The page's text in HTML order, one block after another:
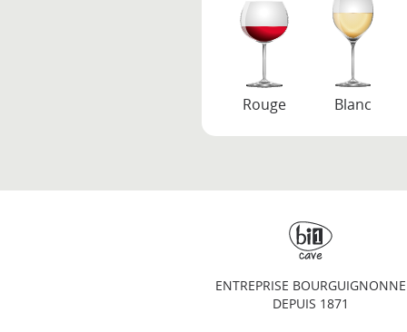
Rouge Blanc
ENTREPRISE BOURGUIGNONNE
DEPUIS 1871